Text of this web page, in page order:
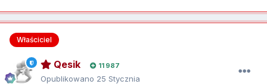
Właściciel
Qesik 11 987
Opublikowano 25 Stycznia